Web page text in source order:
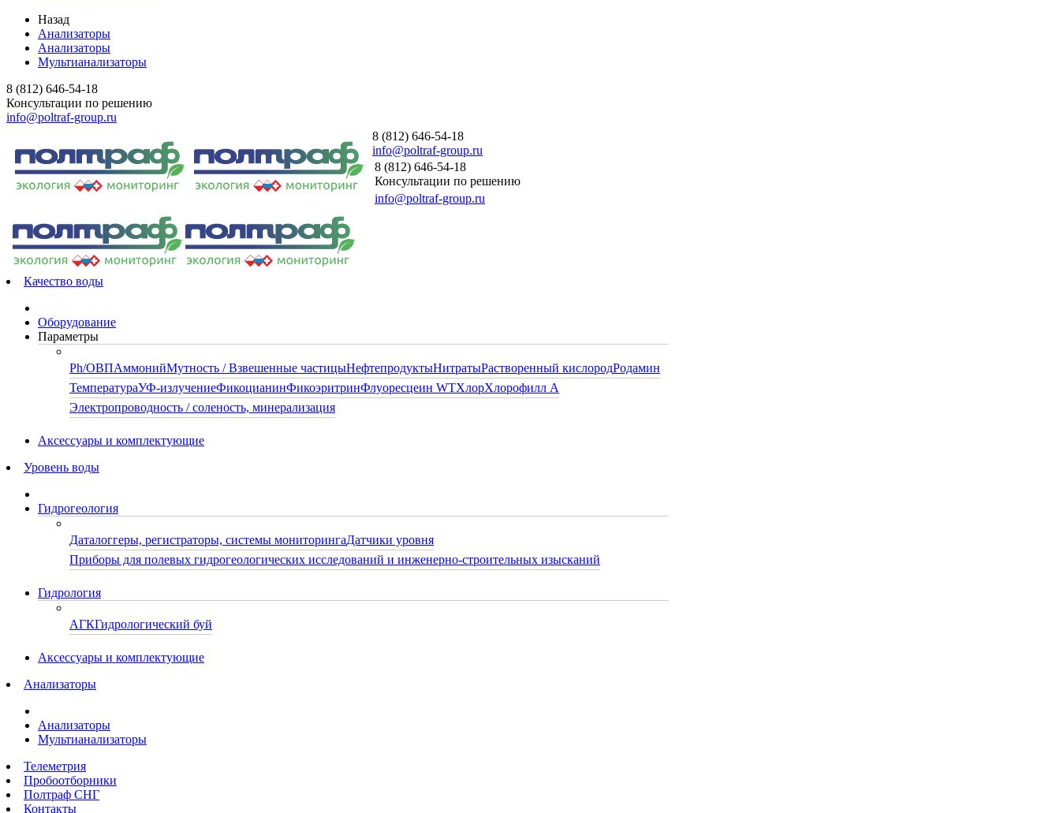
Назад
Анализаторы
Анализаторы
Мультианализаторы
8 (812) 646-54-18
Консультации по решению
info@poltraf-group.ru
8 (812) 646-54-18
info@poltraf-group.ru
8 (812) 646-54-18
Консультации по решению
info@poltraf-group.ru
Качество воды
Оборудование
Параметры
Ph/ОВПАммонийМутность / Взвешенные частицыНефтепродуктыНитратыРастворенный кислородРодамин
ТемператураУФ-излучениеФикоцианинФикоэритринФлуоресцеин WTХлорХлорофилл А
Электропроводность / соленость, минерализация
Аксессуары и комплектующие
Уровень воды
Гидрогеология
Даталоггеры, регистраторы, системы мониторингаДатчики уровня
Приборы для полевых гидрогеологических исследований и инженерно-строительных изысканий
Гидрология
АГКГидрологический буй
Аксессуары и комплектующие
Анализаторы
Анализаторы
Мультианализаторы
Телеметрия
Пробоотборники
Полтраф СНГ
Контакты